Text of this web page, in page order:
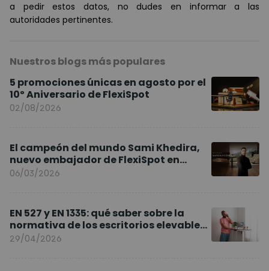
a pedir estos datos, no dudes en informar a las
autoridades pertinentes.
Nuestros blogs más populares
5 promociones únicas en agosto por el
10º Aniversario de FlexiSpot
02/08/2026
El campeón del mundo Sami Khedira,
nuevo embajador de FlexiSpot en
Europa
06/03/2026
EN 527 y EN 1335: qué saber sobre la
normativa de los escritorios elevables
y sillas ergonómicas
29/04/2026